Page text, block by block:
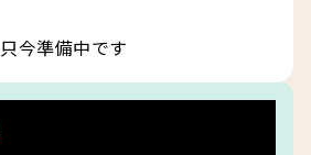
只今準備中です